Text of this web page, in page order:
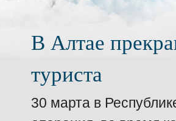
В Алтае
туриста
30 марта в